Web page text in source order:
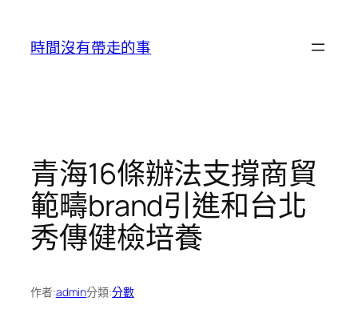
時間沒有帶走的事
青海16條辦法支撐商貿
範疇brand引進和台北
秀傳健檢培養
作者:admin分類:分數